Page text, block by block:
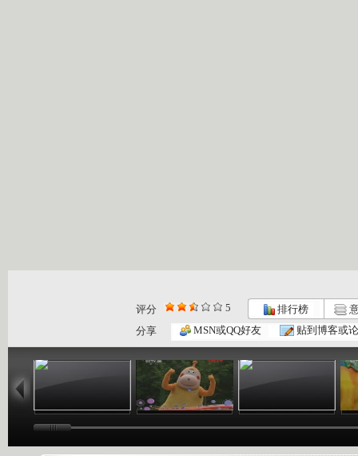
评分 5 排行榜
分享
MSN或QQ好友 贴到博客或
01:02
小小智慧树...
03:24
小小智慧树...
01:26